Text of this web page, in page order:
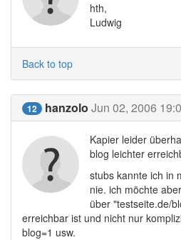
hth,
Ludwig
Back to top
12 hanzolo Jun 02, 2006
Kapier leider
blog leichter
stubs kannte ich in
nie. ich möchte
über "testseite.de/
erreichbar ist und nicht nur
blog=1 usw.